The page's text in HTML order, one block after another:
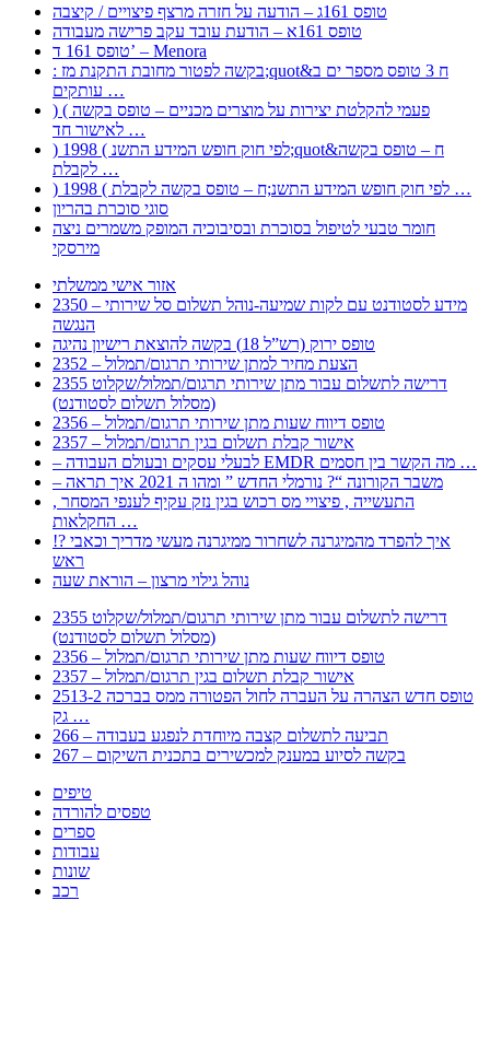
טופס 161ג – הודעה על חזרה מרצף פיצויים / קיצבה
טופס 161א – הודעת עובד עקב פרישה מעבודה
טופס 161 ד’ – Menora
: בקשה לפטור מחובת התקנת מז;quot&ח 3 טופס מספר ים ב
עותקים …
) ( פעמי להקלטת יצירות על מוצרים מכניים – טופס בקשה
לאישור חד …
) 1998 ( לפי חוק חופש המידע התשנ;quot&ח – טופס בקשה
לקבלת …
) 1998 ( לפי חוק חופש המידע התשנ;ח – טופס בקשה לקבלת …
סוגי סוכרת בהריון
חומר טבעי לטיפול בסוכרת ובסיבוכיה המופק משמרים ניצה
מירסקי
אזור אישי ממשלתי
2350 – מידע לסטודנט עם לקות שמיעה-נוהל תשלום סל שירותי
הנגשה
טופס ירוק (רש”ל 18) בקשה להוצאת רישיון נהיגה
2352 – הצעת מחיר למתן שירותי תרגום/תמלול
2355 דרישה לתשלום עבור מתן שירותי תרגום/תמלול/שקלוט
(מסלול תשלום לסטודנט)
2356 – טופס דיווח שעות מתן שירותי תרגום/תמלול
2357 – אישור קבלת תשלום בגין תרגום/תמלול
– לבעלי עסקים ובעולם העבודה EMDR מה הקשר בין חסמים …
– משבר הקורונה “? נורמלי החדש ” ומהו ה 2021 איך תראה
, התעשייה , פיצויי מס רכוש בגין נזק עקיף לענפי המסחר
החקלאות …
!? איך להפרד מהמיגרנה לשחרור ממיגרנה מעשי מדריך וכאבי
ראש
נוהל גילוי מרצון – הוראת שעה
2355 דרישה לתשלום עבור מתן שירותי תרגום/תמלול/שקלוט
(מסלול תשלום לסטודנט)
2356 – טופס דיווח שעות מתן שירותי תרגום/תמלול
2357 – אישור קבלת תשלום בגין תרגום/תמלול
2513-2 טופס חדש הצהרה על העברה לחול הפטורה ממס בברכה
גק …
266 – תביעה לתשלום קצבה מיוחדת לנפגע בעבודה
267 – בקשה לסיוע במענק למכשירים בתכנית השיקום
טיפים
טפסים להורדה
ספרים
עבודות
שונות
רכב